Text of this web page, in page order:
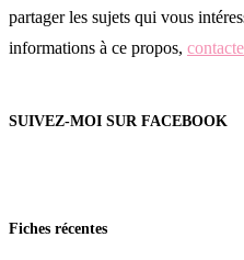
partager les sujets qui vous
informations à ce propos,
SUIVEZ-MOI SUR FACEBOOK
Fiches récentes